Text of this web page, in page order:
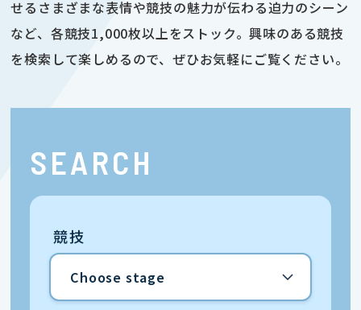
せるさまざまな表情や競技の魅力が伝わる迫力のシーン
など、各競技1,000枚以上をストック。興味のある競技
を検索して楽しめるので、ぜひお気軽にご覧ください。
SEARCH
競技